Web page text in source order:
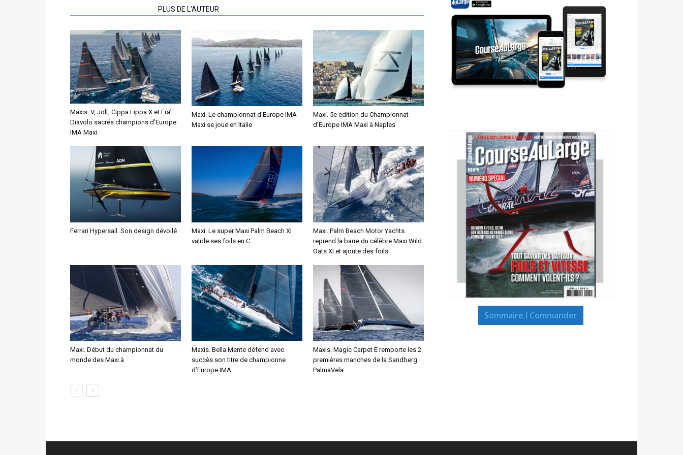
PLUS DE L'AUTEUR
Maxis. V, Jolt, Cippa Lippa X et Fra’
Diavolo sacrés champions d’Europe
IMA Maxi
Maxi. Le championnat d’Europe IMA
Maxi se joue en Italie
Maxi. 5e edition du Championnat
d’Europe IMA Maxi à Naples
Ferrari Hypersail. Son design dévoilé
Maxi. Le super Maxi Palm Beach XI
valide ses foils en C
Maxi. Palm Beach Motor Yachts
reprend la barre du célèbre Maxi Wild
Oats XI et ajoute des foils
Maxi. Début du championnat du
monde des Maxi à
Maxis. Bella Mente défend avec
succès son titre de championne
d’Europe IMA
Maxis. Magic Carpet E remporte les 2
premières manches de la Sandberg
PalmaVela
Sommaire I Commander